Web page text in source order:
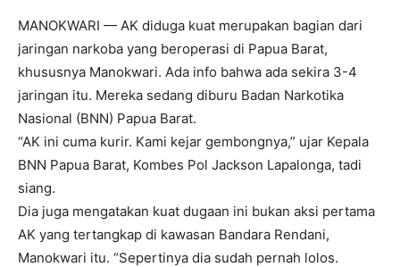
MANOKWARI — AK diduga kuat merupakan bagian dari
jaringan narkoba yang beroperasi di Papua Barat,
khususnya Manokwari. Ada info bahwa ada sekira 3-4
jaringan itu. Mereka sedang diburu Badan Narkotika
Nasional (BNN) Papua Barat.
“AK ini cuma kurir. Kami kejar gembongnya,” ujar Kepala
BNN Papua Barat, Kombes Pol Jackson Lapalonga, tadi
siang.
Dia juga mengatakan kuat dugaan ini bukan aksi pertama
AK yang tertangkap di kawasan Bandara Rendani,
Manokwari itu. “Sepertinya dia sudah pernah lolos.